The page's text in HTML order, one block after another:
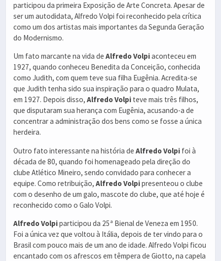
participou da primeira Exposição de Arte Concreta. Apesar de
ser um autodidata, Alfredo Volpi foi reconhecido pela crítica
como um dos artistas mais importantes da Segunda Geração
do Modernismo.
Um fato marcante na vida de Alfredo Volpiaconteceu em
1927, quando conheceu Benedita da Conceição, conhecida
como Judith, com quem teve sua filha Eugênia. Acredita-se
que Judith tenha sido sua inspiração para o quadro Mulata,
em 1927. Depois disso, Alfredo Volpi teve mais três filhos,
que disputaram sua herança com Eugênia, acusando-a de
concentrar a administração dos bens como se fosse a única
herdeira.
Outro fato interessante na história de Alfredo Volpi foi à
década de 80, quando foi homenageado pela direção do
clube Atlético Mineiro, sendo convidado para conhecer a
equipe. Como retribuição, Alfredo Volpipresenteou o clube
com o desenho de um galo, mascote do clube, que até hoje é
reconhecido como o Galo Volpi.
Alfredo Volpiparticipou da 25ª Bienal de Veneza em 1950.
Foi a única vez que voltou à Itália, depois de ter vindo para o
Brasil com pouco mais de um ano de idade. Alfredo Volpi ficou
encantado com os afrescos em têmpera de Giotto, na capela